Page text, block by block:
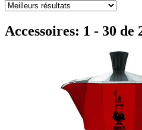
Accessoires: 1 - 30 de